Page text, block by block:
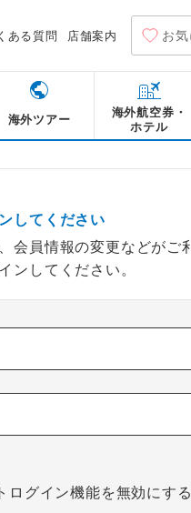
ある質問 店舗案内 お気
海外ツアー
海外航空券・
ホテル
してください
員情報の変更などがご
ンしてください。
ログイン機能を無効にする